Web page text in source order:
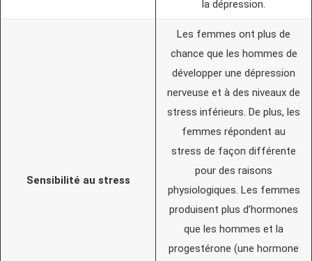
la dépression.
Sensibilité au stress
Les femmes ont plus de
chance que les hommes de
développer une dépression
nerveuse et à des niveaux de
stress inférieurs. De plus, les
femmes répondent au
stress de façon différente
pour des raisons
physiologiques. Les femmes
produisent plus d’hormones
que les hommes et la
progestérone (une hormone